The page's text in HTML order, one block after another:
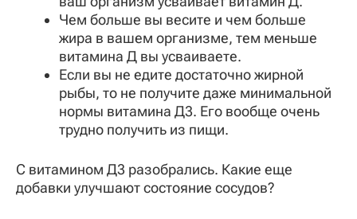
Чем больше вы весите и чем больше
жира в вашем организме, тем меньше
витамина Д вы усваиваете.
Если вы не едите достаточно жирной
рыбы, то не получите даже минимальной
нормы витамина Д3. Его вообще очень
трудно получить из пищи.
С витамином Д3 разобрались. Какие еще
добавки улучшают состояние сосудов?